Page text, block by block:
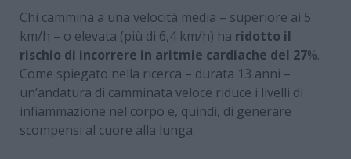
Chi cammina a una velocità media – superiore ai 5
km/h – o elevata (più di 6,4 km/h) ha ridotto il
rischio di incorrere in aritmie cardiache del 27%.
Come spiegato nella ricerca – durata 13 anni –
un’andatura di camminata veloce riduce i livelli di
infiammazione nel corpo e, quindi, di generare
scompensi al cuore alla lunga.